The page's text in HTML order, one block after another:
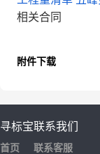
相关合同
附件下载
寻标宝
首页
联系我们
联系客服